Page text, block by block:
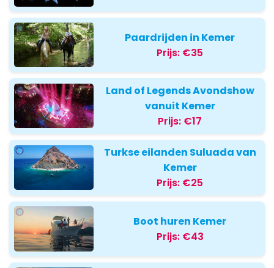
Paardrijden in Kemer
Prijs: €35
Land of Legends Avondshow
vanuit Kemer
Prijs: €17
Turkse eilanden Suluada van
Kemer
Prijs: €25
Boot huren Kemer
Prijs: €43